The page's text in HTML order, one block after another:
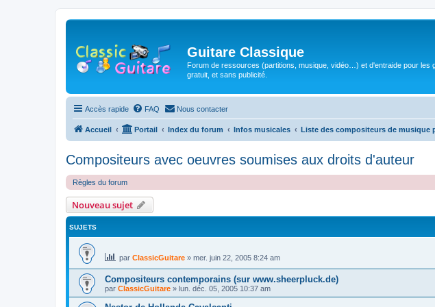
Guitare Classique
Forum de ressources (partitions, musique, vidéo…) et d'entraide pour les
gratuit, et sans publicité.
Accès rapide FAQ Nous contacter
Accueil Portail Index du forum Infos musicales Liste des compositeurs de musique
Compositeurs avec oeuvres soumises aux droits d'auteur
Règles du forum
Nouveau sujet
SUJETS
par ClassicGuitare » mer. juin 22, 2005 8:24 am
Compositeurs contemporains (sur www.sheerpluck.de)
par ClassicGuitare » lun. déc. 05, 2005 10:37 am